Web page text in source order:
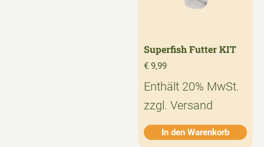
Superfish Futter KIT
€ 9,99
Enthält 20% MwSt.
zzgl. Versand
In den Warenkorb